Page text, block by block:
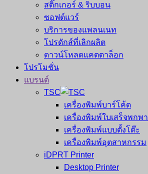
สติ๊กเกอร์ & ริบบอน
ซอฟต์แวร์
บริการของแพลนเนท
โปรดักส์ที่เลิกผลิต
ดาวน์โหลดแคตตาล็อก
โปรโมชั่น
แบรนด์
TSC
เครื่องพิมพ์บาร์โค้ด
เครื่องพิมพ์ใบเสร็จพกพา
เครื่องพิมพ์แบบตั้งโต๊ะ
เครื่องพิมพ์อุตสาหกรรม
iDPRT Printer
Desktop Printer